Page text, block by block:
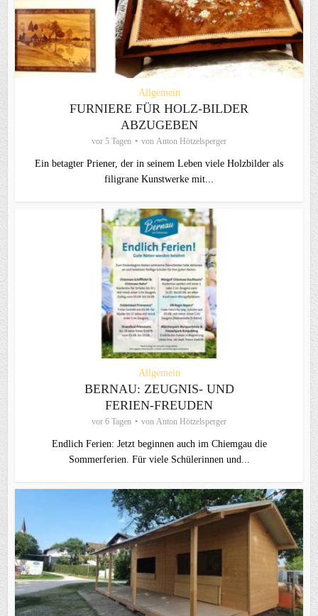
Allgemein
FURNIERE FÜR HOLZ-BILDER
ABZUGEBEN
vor 5 Tagen von Anton Hötzelsperger
Ein betagter Priener, der in seinem Leben viele Holzbilder als
filigrane Kunstwerke mit...
Allgemein
BERNAU: ZEUGNIS- UND
FERIEN-FREUDEN
vor 6 Tagen von Anton Hötzelsperger
Endlich Ferien: Jetzt beginnen auch im Chiemgau die
Sommerferien. Für viele Schülerinnen und...